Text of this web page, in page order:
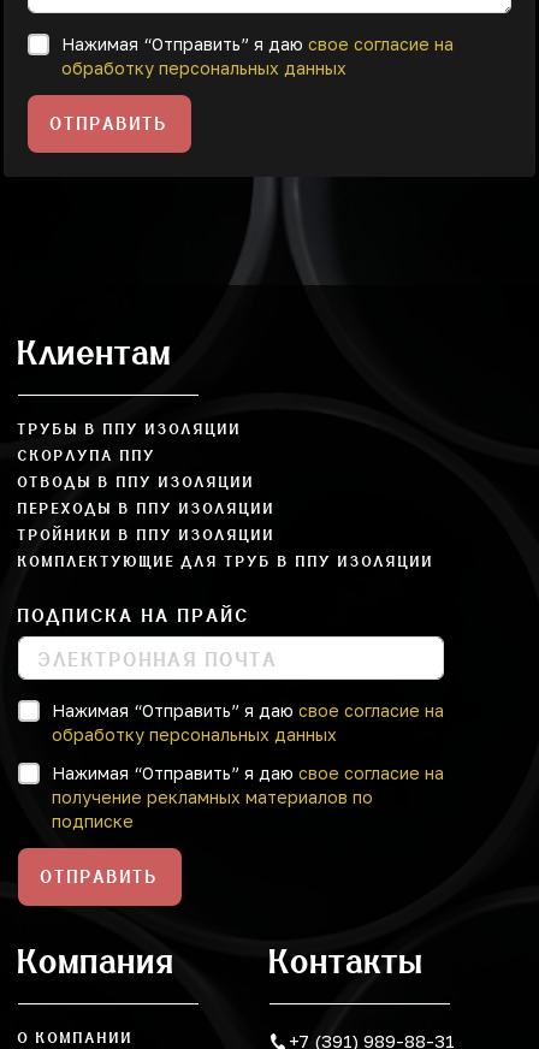
Нажимая “Отправить” я даю свое согласие на
обработку персональных данных
ОТПРАВИТЬ
Клиентам
ТРУБЫ В ППУ ИЗОЛЯЦИИ
СКОРЛУПА ППУ
ОТВОДЫ В ППУ ИЗОЛЯЦИИ
ПЕРЕХОДЫ В ППУ ИЗОЛЯЦИИ
ТРОЙНИКИ В ППУ ИЗОЛЯЦИИ
КОМПЛЕКТУЮЩИЕ ДЛЯ ТРУБ В ППУ ИЗОЛЯЦИИ
ПОДПИСКА НА ПРАЙС
Нажимая “Отправить” я даю свое согласие на
обработку персональных данных
Нажимая “Отправить” я даю свое согласие на
получение рекламных материалов по
подписке
ОТПРАВИТЬ
Компания
О КОМПАНИИ
Контакты
+7 (391) 989-88-31